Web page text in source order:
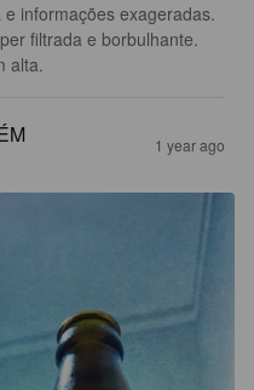
informações exageradas.
filtrada e borbulhante.
alta.
1 year ago